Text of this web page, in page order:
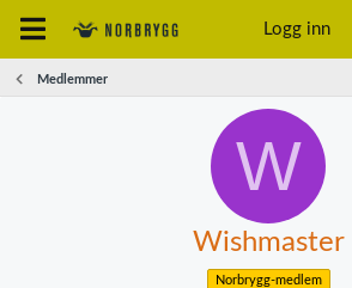
Logg inn
Medlemmer
W
Wishmaster
Norbrygg-medlem